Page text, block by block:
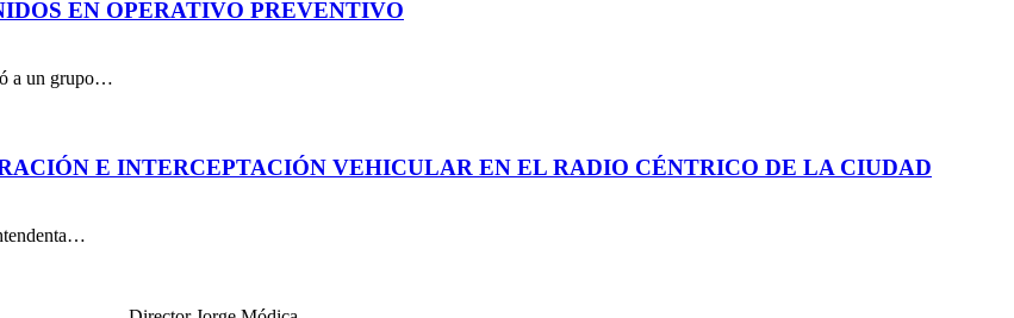
EN OPERATIVO PREVENTIVO
a un grupo…
E INTERCEPTACIÓN VEHICULAR EN EL RADIO CÉNTRICO DE LA CIUDAD